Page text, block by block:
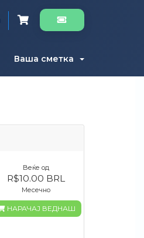
Ваша сметка
Веќе од
R$10.00 BRL
Месечно
НАРАЧАЈ ВЕДНАШ